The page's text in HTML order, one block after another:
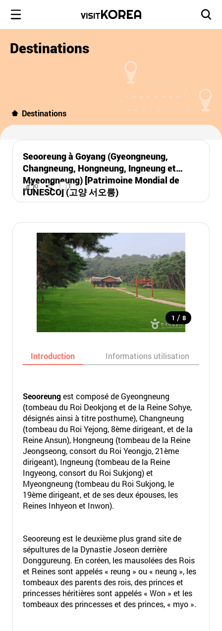
Destinations
Destinations
Seooreung à Goyang (Gyeongneung,
Changneung, Hongneung, Ingneung et
Myeongneung) [Patrimoine Mondial de
l'UNESCO] (고양 서오릉)
0 1
1 / 8
Introduction Informations utilisation
Seooreungest composé de Gyeongneung
(tombeau du Roi Deokjong et de la Reine Sohye,
désignés ainsi à titre posthume), Changneung
(tombeau du Roi Yejong, 8ème dirigeant, et de la
Reine Ansun), Hongneung (tombeau de la Reine
Jeongseong, consort du Roi Yeongjo, 21ème
dirigeant), Ingneung (tombeau de la Reine
Ingyeong, consort du Roi Sukjong) et
Myeongneung (tombeau du Roi Sukjong, le
19ème dirigeant, et de ses deux épouses, les
Reines Inhyeon et Inwon).
Seooreung est le deuxième plus grand site de
sépultures de la Dynastie Joseon derrière
Donggureung. En coréen, les mausolées des Rois
et Reines sont appelés « reung » ou « neung », les
tombeaux des parents des rois, des princes et
princesses héritières sont appelés « Won » et les
tombeaux des princesses et des princes, « myo ».